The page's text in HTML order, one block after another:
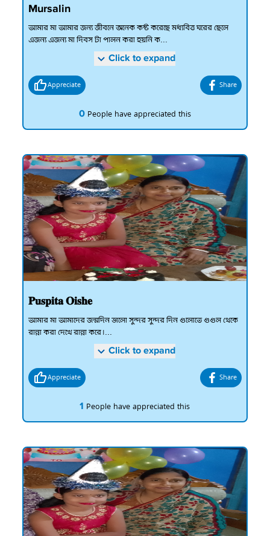
Mursalin
আমার মা আমার জন্য জীবনে অনেক কষ্ট করেছে মধ্যবিত্ত ঘরের ছেলে
এজন্য এজন্য মা দিবস টা পালন করা হয়নি ক...
Click to expand
Appreciate Share
0People have appreciated this
𝐏𝐮𝐬𝐩𝐢𝐭𝐚 𝐎𝐢𝐬𝐡𝐞
আমার মা আমাদের জন্মদিন ভালো সুন্দর সুন্দর দিন গুলোতে গুগুল থেকে
রান্না করা দেখে রান্না করে।...
Click to expand
Appreciate Share
1 People have appreciated this